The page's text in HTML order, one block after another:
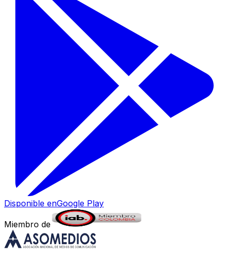
Disponible enGoogle Play
Miembro de